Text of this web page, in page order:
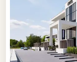
uw verblijf met
ontspan in de
harte welkom: met
services wordt een